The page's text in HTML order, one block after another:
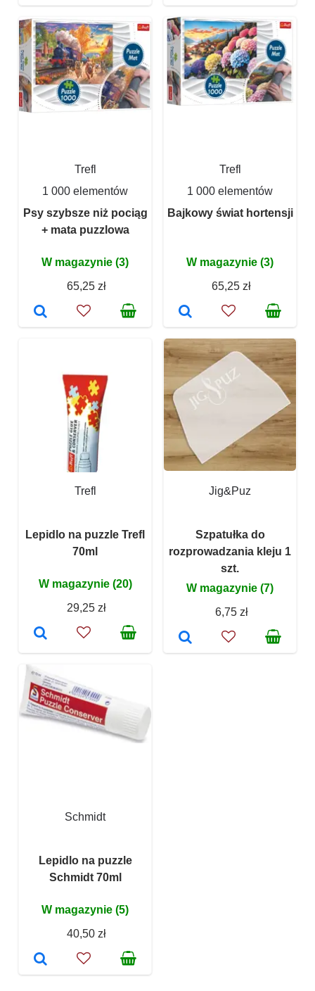
Trefl
1 000 elementów
Psy szybsze niż pociąg
+ mata puzzlowa
W magazynie (3)
65,25 zł
Trefl
1 000 elementów
Bajkowy świat hortensji
W magazynie (3)
65,25 zł
Trefl
Lepidlo na puzzle Trefl
70ml
W magazynie (20)
29,25 zł
Jig&Puz
Szpatułka do
rozprowadzania kleju 1
szt.
W magazynie (7)
6,75 zł
Schmidt
Lepidlo na puzzle
Schmidt 70ml
W magazynie (5)
40,50 zł